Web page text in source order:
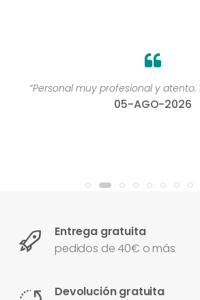
“Personal muy profesional y atento.
05-AGO-2026
Entrega gratuita
pedidos de 40€ o más
Devolución gratuita